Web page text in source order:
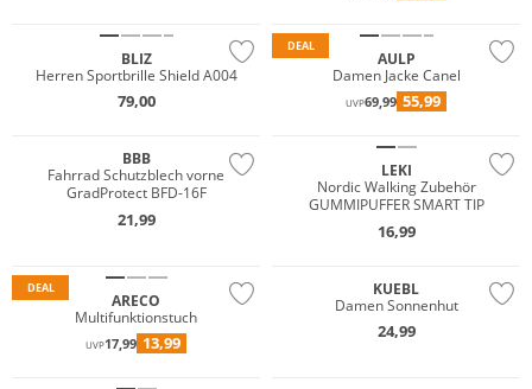
BLIZ
Herren Sportbrille Shield A004
79,00
DEAL
AULP
Damen Jacke Canel
UVP69,99 55,99
BBB
Fahrrad Schutzblech vorne
GradProtect BFD-16F
21,99
LEKI
Nordic Walking Zubehör
GUMMIPUFFER SMART TIP
16,99
DEAL
ARECO
Multifunktionstuch
UVP17,99 13,99
KUEBL
Damen Sonnenhut
24,99